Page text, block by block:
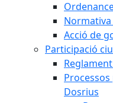
Acció de
Participació
Dosrius